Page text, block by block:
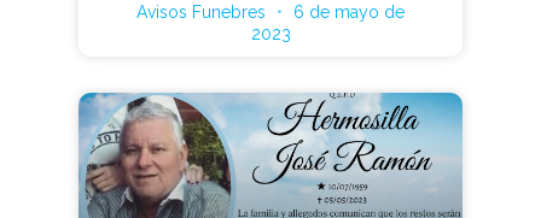
Avisos Funebres
6 de mayo de
2023